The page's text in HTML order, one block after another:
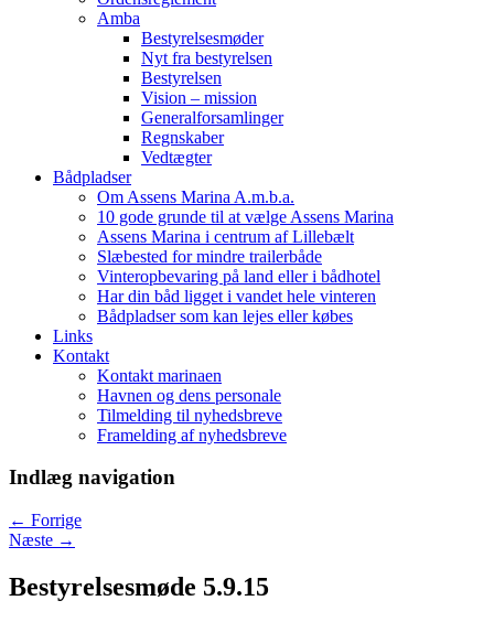
Amba
Bestyrelsesmøder
Nyt fra bestyrelsen
Bestyrelsen
Vision – mission
Generalforsamlinger
Regnskaber
Vedtægter
Bådpladser
Om Assens Marina A.m.b.a.
10 gode grunde til at vælge Assens Marina
Assens Marina i centrum af Lillebælt
Slæbested for mindre trailerbåde
Vinteropbevaring på land eller i bådhotel
Har din båd ligget i vandet hele vinteren
Bådpladser som kan lejes eller købes
Links
Kontakt
Kontakt marinaen
Havnen og dens personale
Tilmelding til nyhedsbreve
Framelding af nyhedsbreve
Indlæg navigation
← Forrige
Næste →
Bestyrelsesmøde 5.9.15